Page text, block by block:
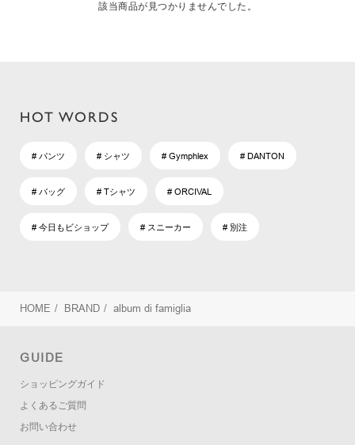
該当商品が見つかりませんでした。
HOT WORDS
# パンツ # シャツ # Gymphlex # DANTON
# バッグ # Tシャツ # ORCIVAL
# 今日もビショップ # スニーカー # 別注
HOME / BRAND / album di famiglia
GUIDE
ショッピングガイド
よくあるご質問
お問い合わせ